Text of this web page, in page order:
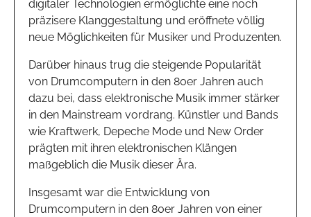
digitaler Technologien ermöglichte eine noch
präzisere Klanggestaltung und eröffnete völlig
neue Möglichkeiten für Musiker und Produzenten.
Darüber hinaus trug die steigende Popularität
von Drumcomputern in den 80er Jahren auch
dazu bei, dass elektronische Musik immer stärker
in den Mainstream vordrang. Künstler und Bands
wie Kraftwerk, Depeche Mode und New Order
prägten mit ihren elektronischen Klängen
maßgeblich die Musik dieser Ära.
Insgesamt war die Entwicklung von
Drumcomputern in den 80er Jahren von einer